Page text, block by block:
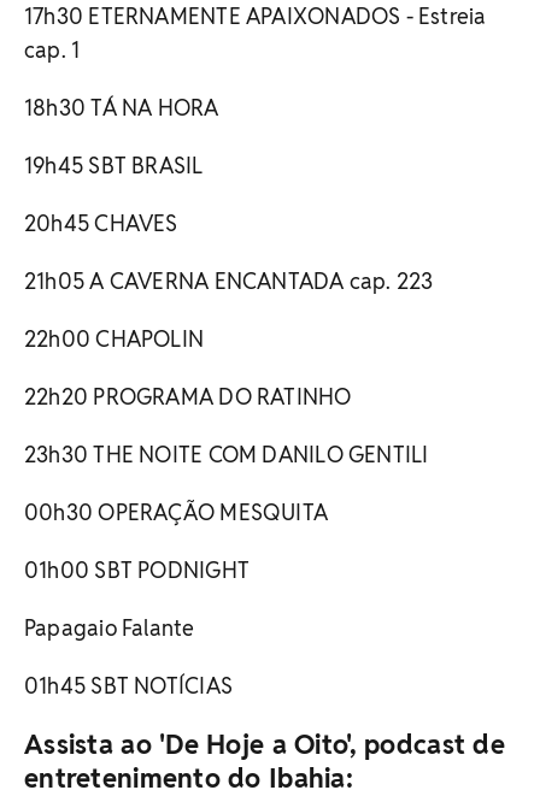
17h30 ETERNAMENTE APAIXONADOS - Estreia
cap. 1
18h30 TÁ NA HORA
19h45 SBT BRASIL
20h45 CHAVES
21h05 A CAVERNA ENCANTADA cap. 223
22h00 CHAPOLIN
22h20 PROGRAMA DO RATINHO
23h30 THE NOITE COM DANILO GENTILI
00h30 OPERAÇÃO MESQUITA
01h00 SBT PODNIGHT
Papagaio Falante
01h45 SBT NOTÍCIAS
Assista ao 'De Hoje a Oito', podcast de
entretenimento do Ibahia: